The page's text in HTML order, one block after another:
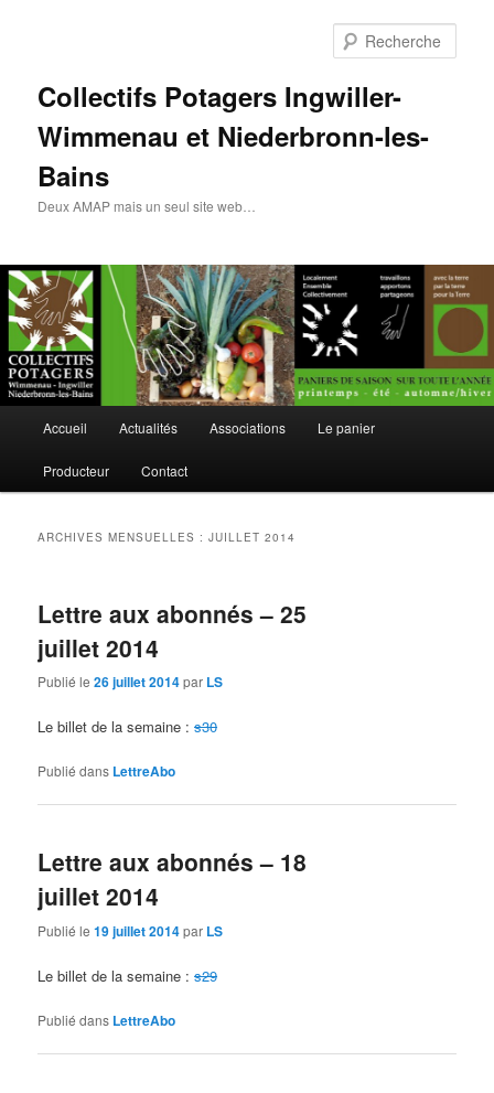
Collectifs Potagers Ingwiller-
Wimmenau et Niederbronn-les-
Bains
Deux AMAP mais un seul site web…
Aller
au
Aller
au
Accueil Actualités Associations Le panier
Producteur Contact
ARCHIVES MENSUELLES :JUILLET 2014
Lettre aux abonnés – 25
juillet 2014
Publié le26 juillet 2014par LS
Le billet de la semaine :s30
Publié dans LettreAbo
Lettre aux abonnés – 18
juillet 2014
Publié le19 juillet 2014par LS
Le billet de la semaine :s29
Publié dans LettreAbo